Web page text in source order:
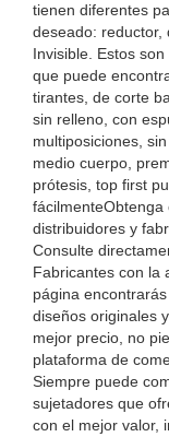
tienen diferentes
deseado: reductor,
Invisible. Estos
que puede
tirantes, de corte
sin relleno, con
multiposiciones,
medio cuerpo,
prótesis, top first
fácilmenteObtenga
distribuidores y
Consulte
Fabricantes con la
página
diseños originales
mejor precio, no
plataforma de
Siempre puede
sujetadores que
con el mejor valor,